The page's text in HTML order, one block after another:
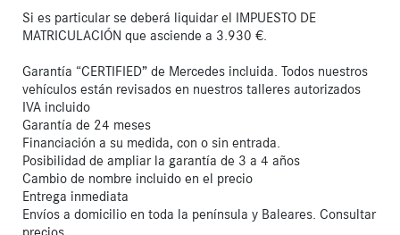
Si es particular se deberá liquidar el IMPUESTO DE
MATRICULACIÓN que asciende a 3.930 €.
Garantía “CERTIFIED” de Mercedes incluida. Todos nuestros
vehículos están revisados en nuestros talleres autorizados
IVA incluido
Garantía de 24 meses
Financiación a su medida, con o sin entrada.
Posibilidad de ampliar la garantía de 3 a 4 años
Cambio de nombre incluido en el precio
Entrega inmediata
Envíos a domicilio en toda la península y Baleares. Consultar
precios